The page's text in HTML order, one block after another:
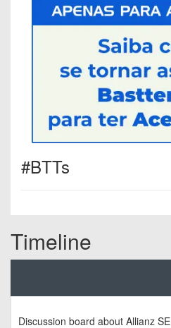
#BTTs
Timeline
Discussion board about Allianz SE